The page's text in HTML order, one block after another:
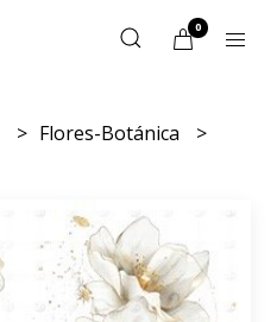
0
Flores-Botánica